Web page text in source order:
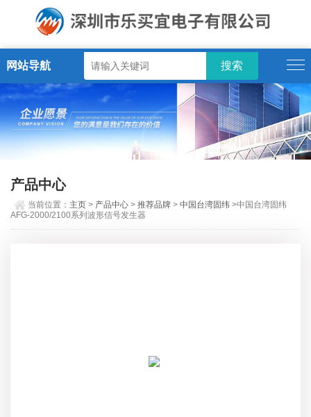
网站导航
产品中心
当前位置： 主页 > 产品中心 >推荐品牌 >中国台湾固纬 >中国台湾固纬
AFG-2000/2100系列波形信号发生器